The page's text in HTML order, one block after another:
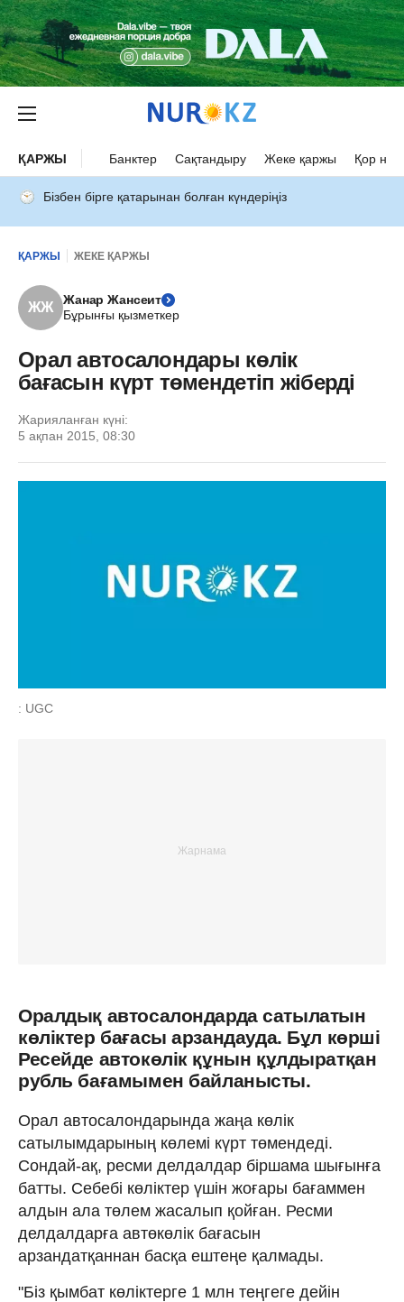
ҚАРЖЫ Банктер Сақтандыру Жеке қаржы Қор
Бізбен бірге қатарынан болған күндеріңіз
ҚАРЖЫ ЖЕКЕ ҚАРЖЫ
ЖЖ
Жанар Жансеит
Бұрынғы қызметкер
Орал автосалондары көлік
бағасын күрт төмендетіп жіберді
Жарияланған күні:
5 ақпан 2015, 08:30
: UGC
Оралдық автосалондарда сатылатын
көліктер бағасы арзандауда. Бұл көрші
Ресейде автокөлік құнын құлдыратқан
рубль бағамымен байланысты.
Орал автосалондарында жаңа көлік
сатылымдарының көлемі күрт төмендеді.
Сондай-ақ, ресми делдалдар біршама шығынға
батты. Себебі көліктер үшін жоғары бағаммен
алдын ала төлем жасалып қойған. Ресми
делдалдарға автөкөлік бағасын
арзандатқаннан басқа ештеңе қалмады.
"Біз қымбат көліктерге 1 млн теңгеге дейін